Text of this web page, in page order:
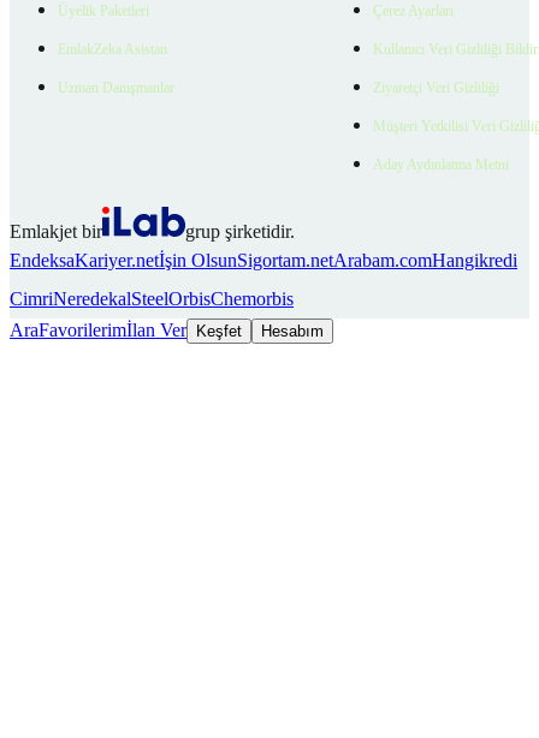
Üyelik Paketleri
EmlakZeka Asistan
Uzman Danışmanlar
Çerez Ayarları
Kullanıcı Veri Gizliliği
Ziyaretçi Veri Gizliliği
Müşteri Yetkilisi Veri
Aday Aydınlatma Metni
Emlakjet bir
grup şirketidir.
EndeksaKariyer.netİşin OlsunSigortam.netArabam.comHangikredi
CimriNeredekalSteelOrbisChemorbis
AraFavorilerimİlan Ver Keşfet Hesabım